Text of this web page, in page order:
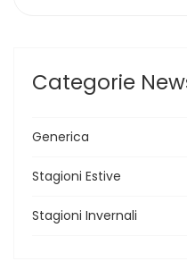
Categorie
Generica
Stagioni Estive
Stagioni Invernali